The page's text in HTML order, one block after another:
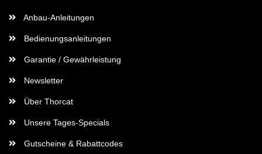
Anbau-Anleitungen
Bedienungsanleitungen
Garantie / Gewährleistung
Newsletter
Über Thorcat
Unsere Tages-Specials
Gutscheine & Rabattcodes